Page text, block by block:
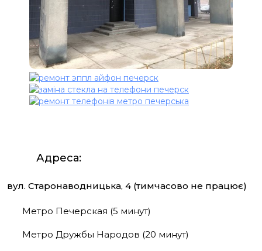
Адреса:
вул. Старонаводницька, 4 (тимчасово не працює)
Метро Печерская (5 минут)
Метро Дружбы Народов (20 минут)